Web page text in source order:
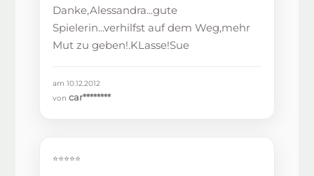
Danke,Alessandra...gute
Spielerin...verhilfst auf dem Weg,mehr
Mut zu geben!.KLasse!Sue
am 10.12.2012
voncar********
⭐⭐⭐⭐⭐